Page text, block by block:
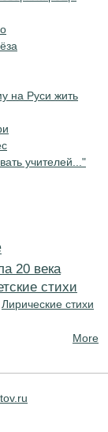
на Руси жить
учителей..."
20 века
стихи
Лирические стихи
More